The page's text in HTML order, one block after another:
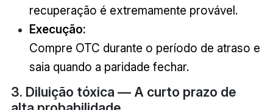
recuperação é extremamente provável.
Execução:
Compre OTC durante o período de atraso e
saia quando a paridade fechar.
3. Diluição tóxica — A curto prazo de